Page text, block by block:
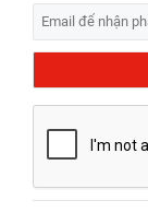
1. Giá thay
Tại Bệnh
cấp dịch vụ
năm kinh
mỹ cao, giữ